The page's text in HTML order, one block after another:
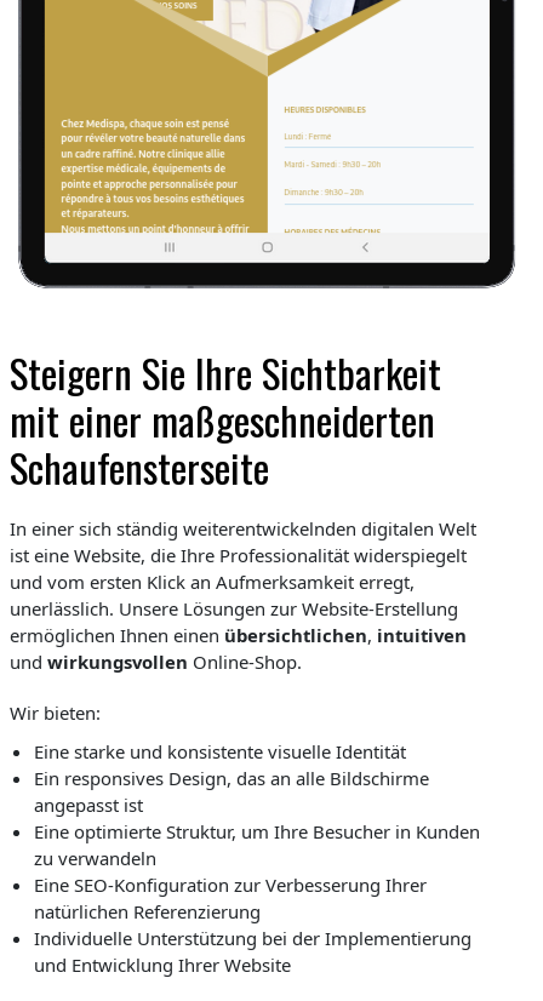
Steigern Sie Ihre Sichtbarkeit
mit einer maßgeschneiderten
Schaufensterseite
In einer sich ständig weiterentwickelnden digitalen Welt
ist eine Website, die Ihre Professionalität widerspiegelt
und vom ersten Klick an Aufmerksamkeit erregt,
unerlässlich. Unsere Lösungen zur Website-Erstellung
ermöglichen Ihnen einen übersichtlichen, intuitiven
und wirkungsvollen Online-Shop.
Wir bieten:
Eine starke und konsistente visuelle Identität
Ein responsives Design, das an alle Bildschirme
angepasst ist
Eine optimierte Struktur, um Ihre Besucher in Kunden
zu verwandeln
Eine SEO-Konfiguration zur Verbesserung Ihrer
natürlichen Referenzierung
Individuelle Unterstützung bei der Implementierung
und Entwicklung Ihrer Website